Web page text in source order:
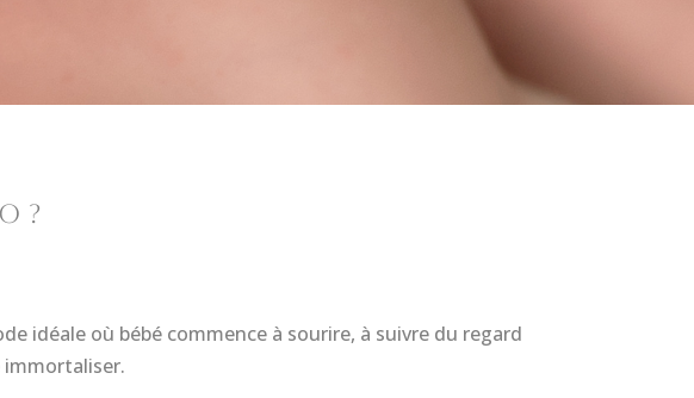
?
idéale où bébé commence à sourire, à suivre du regard